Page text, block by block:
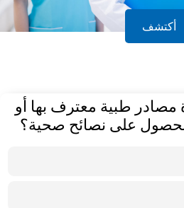
أكتشف
طبية معترف بها أو
على نصائح صحية؟